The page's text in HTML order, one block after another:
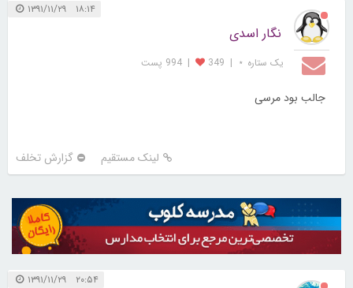
۱۸:۱۴ ۱۳۹۱/۱۱/۲۹
نگار اسدی
یک ستاره ⋆ |
349
| 994 پست
جالب بود مرسی
لینک مستقیم گزارش تخلف
۲۰:۵۴ ۱۳۹۱/۱۱/۲۹